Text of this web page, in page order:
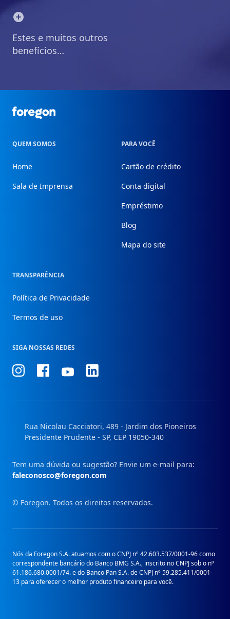
Estes e muitos outros
benefícios…
Foregon.com
QUEM SOMOS
Home
Sala de Imprensa
PARA VOCÊ
Cartão de crédito
Conta digital
Empréstimo
Blog
Mapa do site
TRANSPARÊNCIA
Política de Privacidade
Termos de uso
SIGA NOSSAS REDES
ConheçaConheçaConheçaConheça
Rua Nicolau Cacciatori, 489 - Jardim dos Pioneiros
Presidente Prudente - SP, CEP 19050-340
Tem uma dúvida ou sugestão? Envie um e-mail para:
faleconosco@foregon.com
© Foregon. Todos os direitos reservados.
Nós da Foregon S.A. atuamos com o CNPJ nº 42.603.537/0001-96 como
correspondente bancário do Banco BMG S.A., inscrito no CNPJ sob o nº
61.186.680.0001/74. e do Banco Pan S.A. de CNPJ nº 59.285.411/0001-
13 para oferecer o melhor produto financeiro para você.